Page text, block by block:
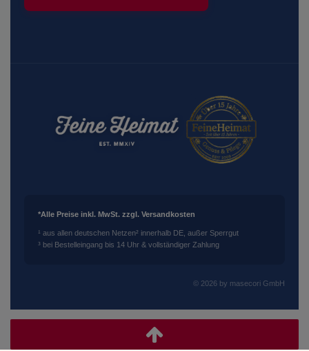
*Alle Preise inkl. MwSt. zzgl. Versandkosten
¹ aus allen deutschen Netzen² innerhalb DE, außer Sperrgut
³ bei Bestelleingang bis 14 Uhr & vollständiger Zahlung
© 2026 by masecori GmbH